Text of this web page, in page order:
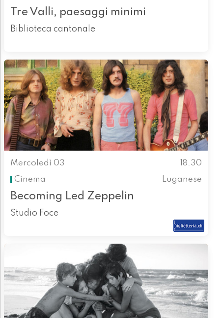
Tre Valli, paesaggi minimi
Biblioteca cantonale
Mercoledì 03
18.30
Cinema
Luganese
Becoming Led Zeppelin
Studio Foce